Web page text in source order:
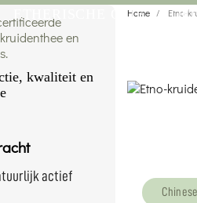
ETHERISCHE OLIE
kwaliteit en
actief
Home Etno-